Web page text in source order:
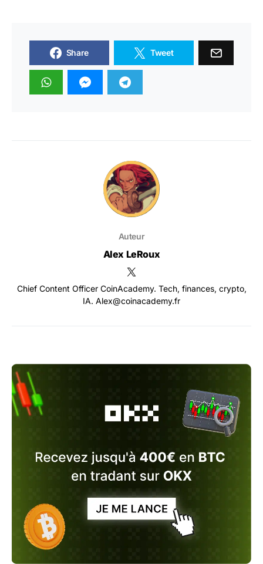
Share Tweet
Auteur
Alex LeRoux
Chief Content Officer CoinAcademy. Tech, finances, crypto,
IA. Alex@coinacademy.fr